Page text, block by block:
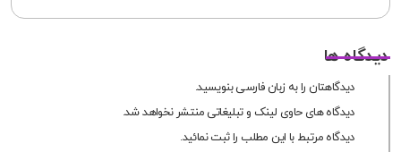
دیدگاه ها
دیدگاهتان را به زبان فارسی بنویسید.
دیدگاه های حاوی لینک و تبلیغاتی منتشر نخواهد شد.
دیدگاه مرتبط با این مطلب را ثبت نمائید.